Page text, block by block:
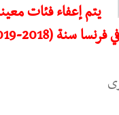
يتم إعفاء فئات
في المجالات التالية: